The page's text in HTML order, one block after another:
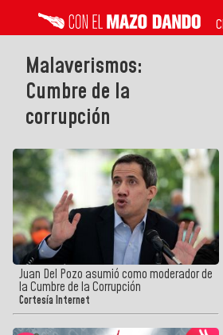
Malaverismos:
Cumbre de la
corrupción
Juan Del Pozo asumió como moderador de
la Cumbre de la Corrupción
Cortesía Internet